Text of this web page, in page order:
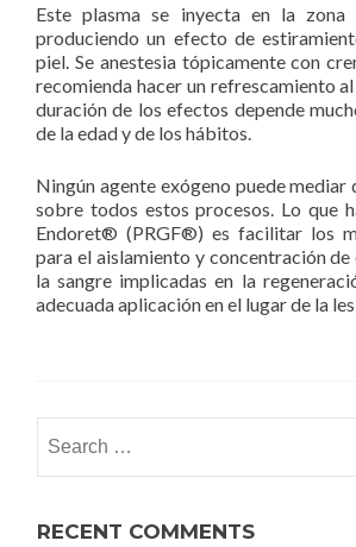
Este plasma se inyecta en la
produciendo un efecto de
piel. Se anestesia tópicamente con
recomienda hacer un refrescamiento
duración de los efectos depende
de la edad y de los hábitos.
Ningún agente exógeno puede
sobre todos estos procesos. Lo que
Endoret® (PRGF®) es facilitar los
para el aislamiento y concentración de
la sangre implicadas en la
adecuada aplicación en el lugar de la
for:
RECENT COMMENTS